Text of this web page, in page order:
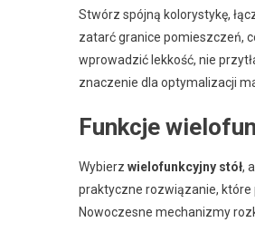
Stwórz spójną kolorystykę,
zatarć granice pomieszczeń,
wprowadzić lekkość, nie
znaczenie dla optymalizacji
Funkcje
Wybierz wielofunkcyjny stół,
praktyczne rozwiązanie, które
Nowoczesne mechanizmy